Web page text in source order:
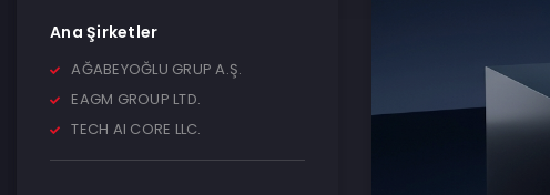
Ana Şirketler
AĞABEYOĞLU GRUP A.Ş.
EAGM GROUP LTD.
TECH AI CORE LLC.